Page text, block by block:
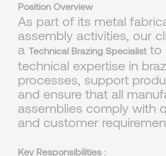
Position Overview
As part of its metal
assembly activities, our
a Technical Brazing Specialistto
technical expertise in
processes, support
and ensure that all
assemblies comply with
and customer
Key Responsibilities :